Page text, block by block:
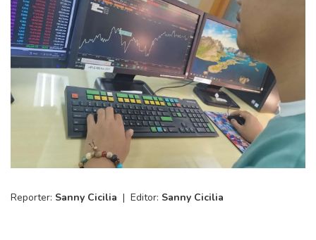
Reporter: Sanny Cicilia | Editor: Sanny Cicilia